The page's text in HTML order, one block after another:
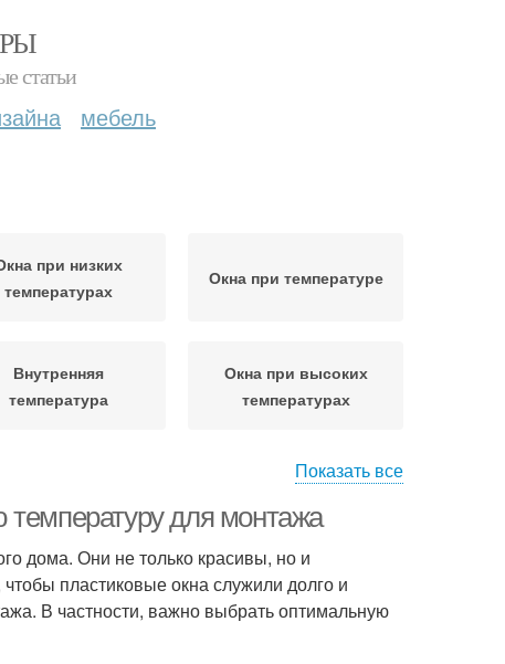
статьи
мебель
при низких
температурах
Окна при температуре
Внутренняя
температура
Окна при высоких
температурах
Показать все
температуру для монтажа
дома. Они не только красивы, но и
пластиковые окна служили долго и
В частности, важно выбрать оптимальную